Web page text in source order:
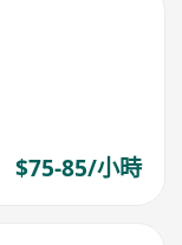
$75-85/小時